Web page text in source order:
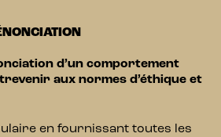
d’un comportement
aux normes d’éthique et
en fournissant toutes les